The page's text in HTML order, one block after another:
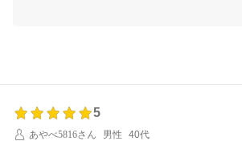
5
あやべ5816さん
男性 40代